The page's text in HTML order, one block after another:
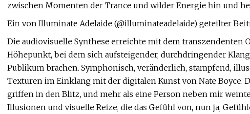
zwischen Momenten der Trance und wilder Energie hin und
Ein von Illuminate Adelaide (@illuminateadelaide) geteilter
Die audiovisuelle Synthese erreichte mit dem transzendenten
Höhepunkt, bei dem sich aufsteigender, durchdringender
Publikum brachen. Symphonisch, veränderlich, stampfend,
Texturen im Einklang mit der digitalen Kunst von Nate Boyce.
griffen in den Blitz, und mehr als eine Person neben mir
Illusionen und visuelle Reize, die das Gefühl von, nun ja,